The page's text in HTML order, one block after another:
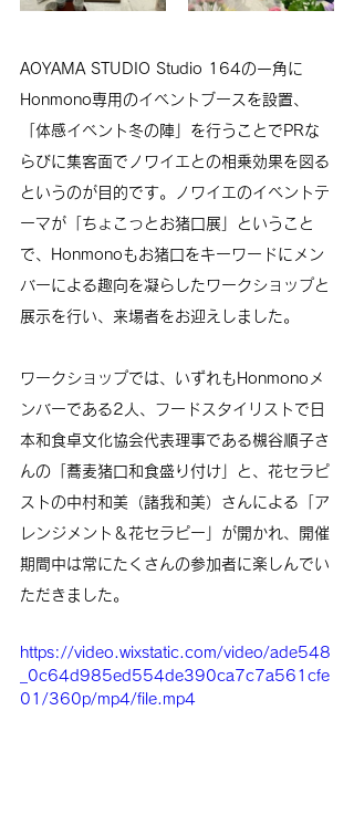
AOYAMA STUDIO Studio 164の一角に
Honmono専用のイベントブースを設置、
「体感イベント冬の陣」を行うことでPRな
らびに集客面でノワイエとの相乗効果を図る
というのが目的です。ノワイエのイベントテ
ーマが「ちょこっとお猪口展」ということ
で、Honmonoもお猪口をキーワードにメン
バーによる趣向を凝らしたワークショップと
展示を行い、来場者をお迎えしました。
ワークショップでは、いずれもHonmonoメ
ンバーである2人、 フードスタイリストで日
本和食卓文化協会代表理事である槻谷順子さ
んの「蕎麦猪口和食盛り付け」と、花セラピ
ストの中村和美（諸我和美）さんによる「ア
レンジメント＆花セラピー」 が開かれ、開催
期間中は常にたくさんの参加者に楽しんでい
ただきました。
https://video.wixstatic.com/video/ade548
_0c64d985ed554de390ca7c7a561cfe
01/360p/mp4/file.mp4